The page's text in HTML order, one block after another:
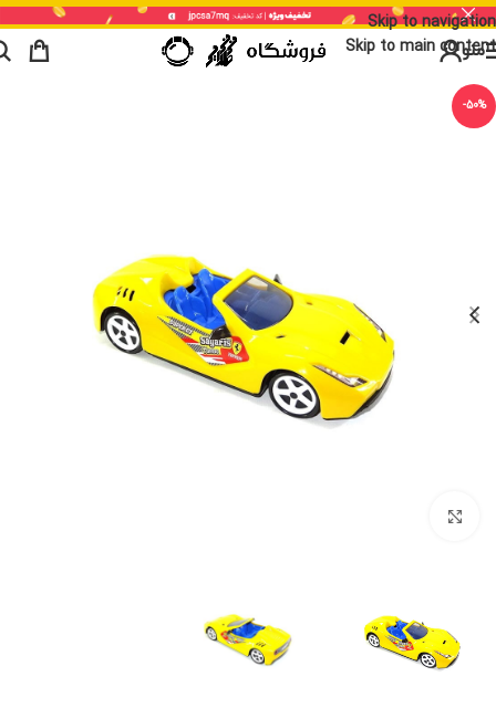
Skip to navigation
Skip to main content
منو
-50%